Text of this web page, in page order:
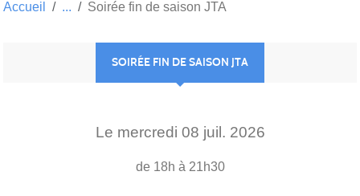
Accueil Soirée fin de saison JTA
SOIRÉE FIN DE SAISON JTA
Le mercredi 08 juil. 2026
de 18h à 21h30